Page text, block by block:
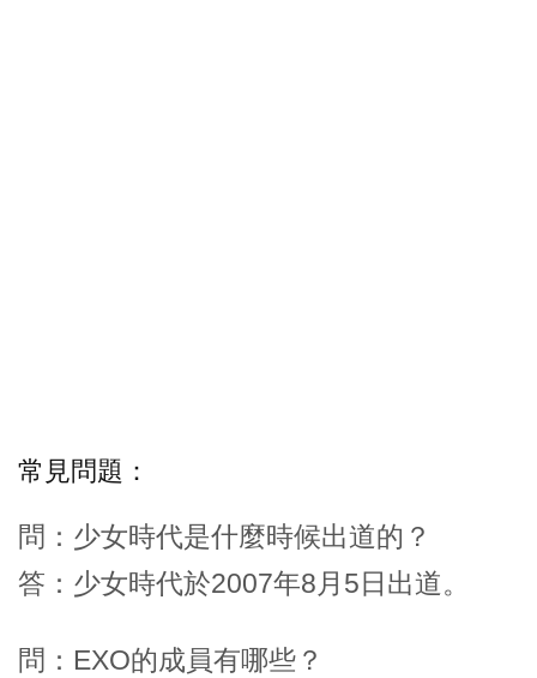
常見問題：
問：少女時代是什麼時候出道的？
答：少女時代於2007年8月5日出道。
問：EXO的成員有哪些？